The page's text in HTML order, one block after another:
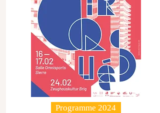
Programme 2024